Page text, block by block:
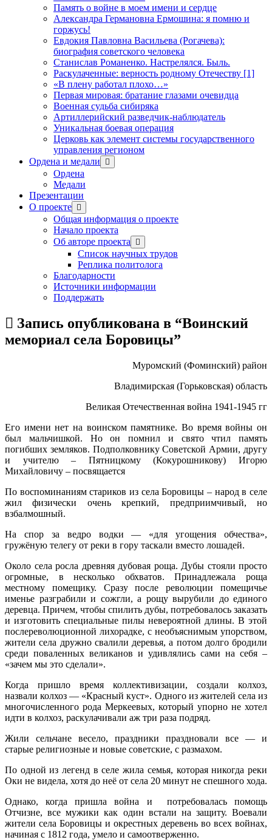
Память о войне в моем имени и сердце
Александра Германовна Ермошина: я помню и
горжусь!
Евдокия Павловна Васильева (Рогачева):
биография советского человека
Станислав Романенко. Настрелялся. Быль.
Раскулаченные: верность родному Отечеству [1]
«В плену работал плохо…»
Первая мировая: братание глазами очевидца
Военная судьба сибиряка
Артиллерийский разведчик-наблюдатель
Уникальная боевая операция
Церковь как элемент системы государственного
управления регионом
Ордена и медали
открыть
меню
Ордена
Медали
Презентации
О проекте открыть
меню
Общая информация о проекте
Начало проекта
Об авторе проекта
открыть
меню
Список научных трудов
Реплика политолога
Благодарности
Источники информации
Поддержать
Запись опубликована в “Воинский
мемориал села Боровицы”
Муромский (Фоминский) район
Владимирская (Горьковская) область
Великая Отечественная война 1941-1945 гг
Его имени нет на воинском памятнике. Во время войны он
был мальчишкой. Но он помнил и свято чтил память
погибших земляков. Подполковнику Советской Армии, другу
и учителю – Пятницкому (Кокурошникову) Игорю
Михайловичу – посвящается
По воспоминаниям стариков из села Боровицы – народ в селе
жил физически очень крепкий, предприимчивый, но
взбалмошный.
На спор за ведро водки — «для угощения обчества»,
гружёную телегу от реки в гору таскали вместо лошадей.
Около села росла древняя дубовая роща. Дубы стояли просто
огромные, в несколько обхватов. Принадлежала роща
местному помещику. Сразу после революции помещичье
именье разграбили и сожгли, а рощу вырубили до единого
деревца. Причем, чтобы спилить дубы, потребовалось заказать
и изготовить специальные пилы невероятной длины. В этой
послереволюционной лихорадке, с необъяснимым упорством,
жители села дружно свалили деревья, а потом долго бродили
среди поваленных великанов и удивлялись сами на себя –
«зачем мы это сделали».
Когда пришло время коллективизации, создали колхоз,
назвали колхоз — «Красный куст». Одного из жителей села из
многочисленного рода Меркеевых, который упорно не хотел
идти в колхоз, раскулачивали аж три раза подряд.
Жили сельчане весело, праздники праздновали все — и
старые религиозные и новые советские, с размахом.
По одной из легенд в селе жила семья, которая никогда реки
Оки не видела, хотя до неё от села 20 минут не спешного хода.
Однако, когда пришла война и потребовалась помощь
Отчизне, все мужики как один встали на защиту. Воевали
жители села Боровицы и окрестных деревень во всех войнах,
начиная с 1812 года, умело и самоотверженно.